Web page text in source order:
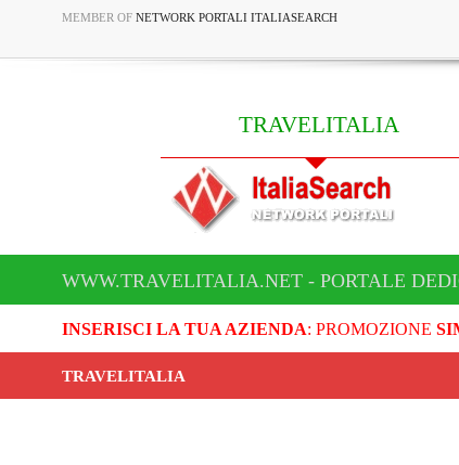
MEMBER OF NETWORK PORTALI ITALIASEARCH
TRAVELITALIA
WWW.TRAVELITALIA.NET - PORTALE
INSERISCI LA TUA AZIENDA: PROMOZIONE
TRAVELITALIA